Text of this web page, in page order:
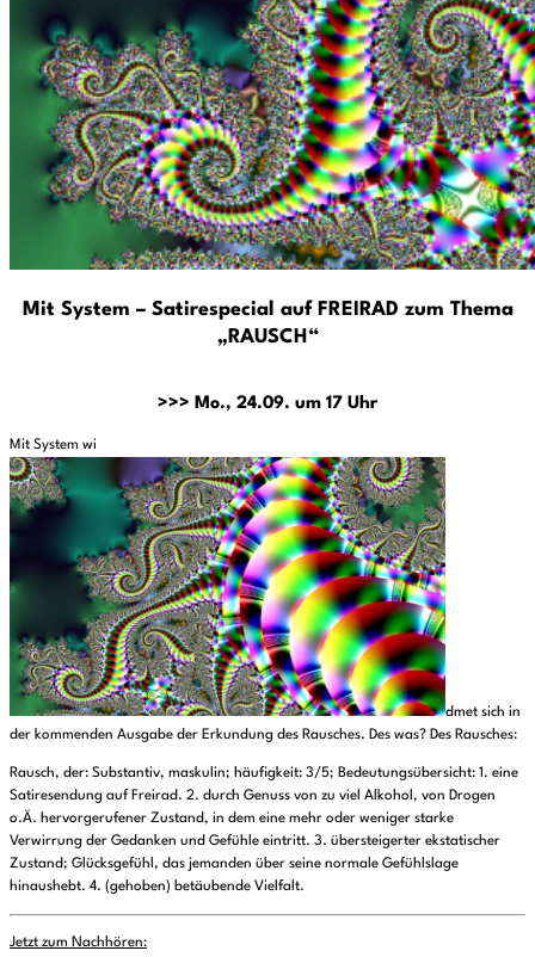
Mit System – Satirespecial auf FREIRAD zum Thema
„RAUSCH“
>>> Mo., 24.09. um 17 Uhr
Mit System wi
dmet sich in
der kommenden Ausgabe der Erkundung des Rausches. Des was? Des Rausches:
Rausch, der: Substantiv, maskulin; häufigkeit: 3/5; Bedeutungsübersicht: 1. eine
Satiresendung auf Freirad. 2. durch Genuss von zu viel Alkohol, von Drogen
o.Ä. hervorgerufener Zustand, in dem eine mehr oder weniger starke
Verwirrung der Gedanken und Gefühle eintritt. 3. übersteigerter ekstatischer
Zustand; Glücksgefühl, das jemanden über seine normale Gefühlslage
hinaushebt. 4. (gehoben) betäubende Vielfalt.
Jetzt zum Nachhören: